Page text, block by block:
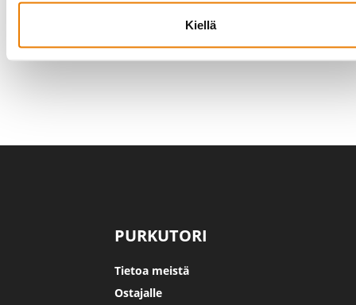
Kiellä
Tässä tuotekategoriassa ei ole vielä yhtään
tuotteita.
PURKUTORI
Tietoa meistä
Ostajalle